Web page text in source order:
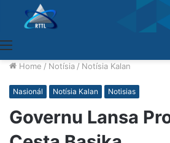
Home / Notísia / Notísia Kalan
Nasionál Notísia Kalan Notisias
Governu Lansa